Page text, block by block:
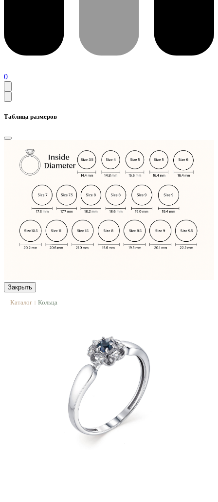
0
Таблица размеров
Закрыть
Каталог | Кольца